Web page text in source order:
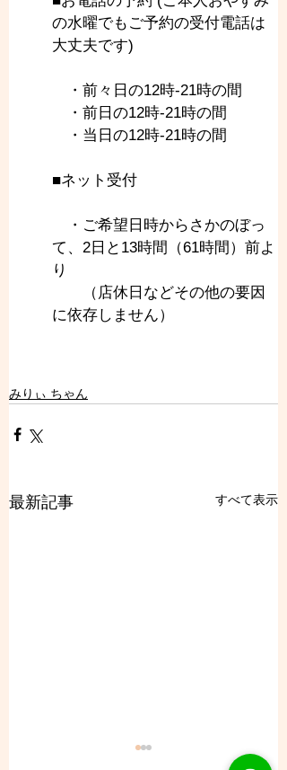
の水曜でもご予約の受付電話は
大丈夫です)
・前々日の12時-21時の間
・前日の12時-21時の間
・当日の12時-21時の間
■ネット受付
・ご希望日時からさかのぼっ
て、2日と13時間（61時間）前よ
り
（店休日などその他の要因
に依存しません）
みりぃ ちゃん
最新記事 すべて表示